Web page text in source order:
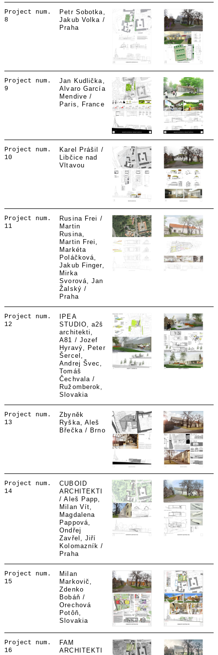
Project num.
8
Petr Sobotka,
Jakub Volka /
Praha
Project num.
9
Jan Kudlička,
Alvaro García
Mendive /
Paris, France
Project num.
10
Karel Prášil /
Libčice nad
Vltavou
Project num.
11
Rusina Frei /
Martin
Rusina,
Martin Frei,
Markéta
Poláčková,
Jakub Finger,
Mirka
Svorová, Jan
Žalský /
Praha
Project num.
12
IPEA
STUDIO, a2š
architekti,
A81 / Jozef
Hyravý, Peter
Šercel,
Andrej Švec,
Tomáš
Čechvala /
Ružomberok,
Slovakia
Project num.
13
Zbyněk
Ryška, Aleš
Břečka / Brno
Project num.
14
CUBOID
ARCHITEKTI
/ Aleš Papp,
Milan Vít,
Magdalena
Pappová,
Ondřej
Zavřel, Jiří
Kolomazník /
Praha
Project num.
15
Milan
Markovič,
Zdenko
Bobáň /
Orechová
Potôň,
Slovakia
Project num.
16
FAM
ARCHITEKTI